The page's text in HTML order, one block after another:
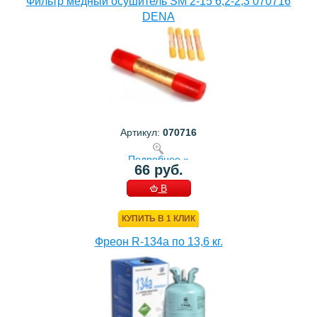
DENA
Артикул: 070716
Подробнее »
66 руб.
В
КУПИТЬ В 1 КЛИК
Фреон R-134a по 13,6 кг.